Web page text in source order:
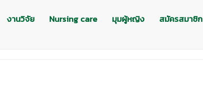
งานวิจัย Nursing care มุมผู้หญิง สมัครสมาชิก